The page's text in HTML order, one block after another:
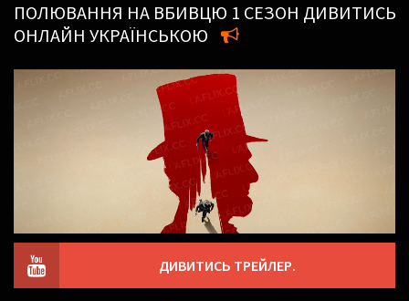
ПОЛЮВАННЯ НА ВБИВЦЮ 1 СЕЗОН ДИВИТИСЬ
ОНЛАЙН УКРАЇНСЬКОЮ
ДИВИТИСЬ ТРЕЙЛЕР.